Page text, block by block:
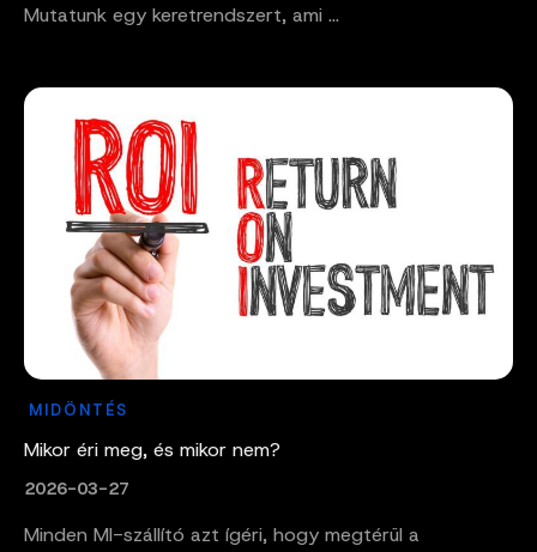
Mutatunk egy keretrendszert, ami ...
MIDÖNTÉS
Mikor éri meg, és mikor nem?
2026-03-27
Minden MI-szállító azt ígéri, hogy megtérül a